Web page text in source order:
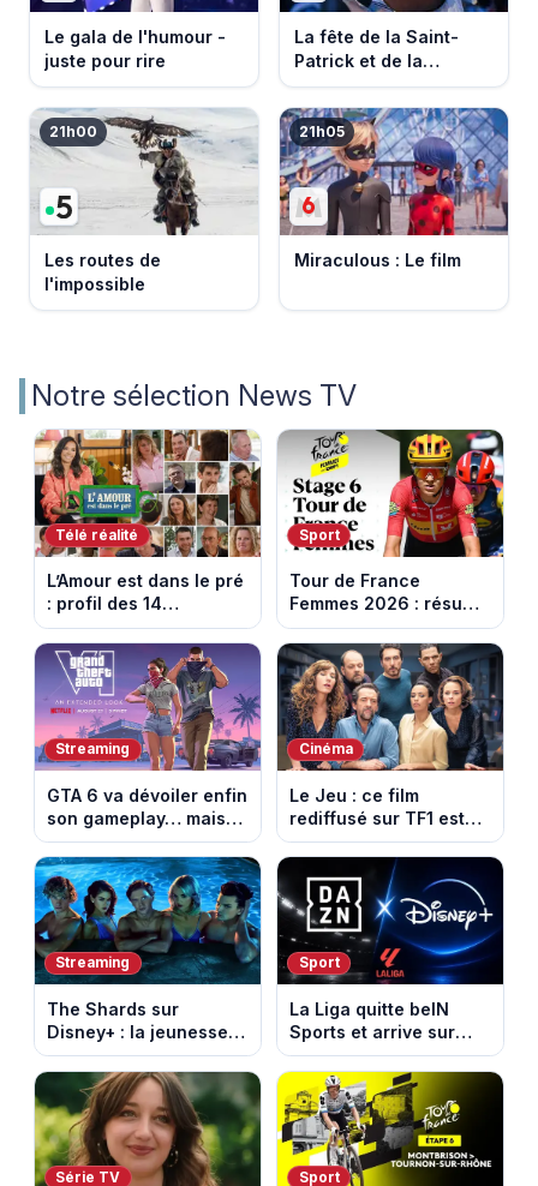
Le gala de l'humour -
juste pour rire
La fête de la Saint-
Patrick et de la
Bretagne
21h00
Les routes de
l'impossible
21h05
Miraculous : Le film
Notre sélection News TV
Télé réalité
L’Amour est dans le pré
: profil des 14
agriculteurs, speed
dating inédit et de
nouvelles histoires
d’amour
Sport
Tour de France
Femmes 2026 : résumé
vidéo de la 6e étape
entre Montbrison et
Tournon-sur-Rhône
Streaming
GTA 6 va dévoiler enfin
son gameplay… mais
d’abord sur Netflix
Cinéma
Le Jeu : ce film
rediffusé sur TF1 est
adapté d’un succès
italien devenu un
phénomène mondial
Streaming
The Shards sur
Disney+ : la jeunesse
dorée de Los Angeles
face à un tueur dans
les années 80
Sport
La Liga quitte beIN
Sports et arrive sur
DAZN et Disney+ en
France
Série TV Sport